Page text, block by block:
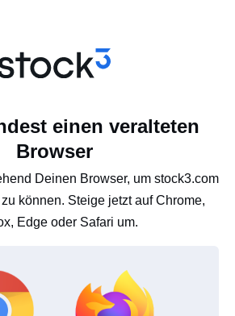
einen veralteten
Browser
Deinen Browser, um stock3.com
können. Steige jetzt auf Chrome,
Edge oder Safari um.